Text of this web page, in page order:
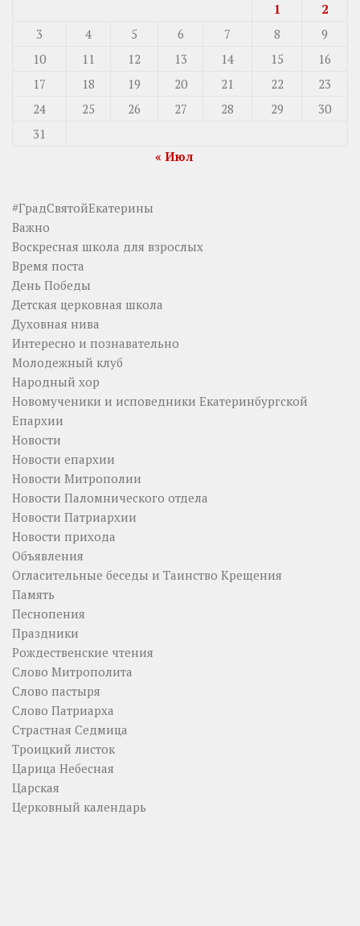
1
2
3
4 5 6 7 8
9
10
11 12 13 14 15
16
17
18 19 20 21 22
23
24
25 26 27 28 29
30
31
« Июл
#ГрадСвятойЕкатерины
Важно
Воскресная школа для взрослых
Время поста
День Победы
Детская церковная школа
Духовная нива
Интересно и познавательно
Молодежный клуб
Народный хор
Новомученики и исповедники Екатеринбургской
Епархии
Новости
Новости епархии
Новости Митрополии
Новости Паломнического отдела
Новости Патриархии
Новости прихода
Объявления
Огласительные беседы и Таинство Крещения
Память
Песнопения
Праздники
Рождественские чтения
Слово Митрополита
Слово пастыря
Слово Патриарха
Страстная Седмица
Троицкий листок
Царица Небесная
Царская
Церковный календарь